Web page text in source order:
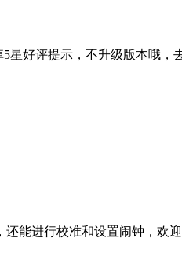
好评提示，不升级版本哦
能进行校准和设置闹钟，欢